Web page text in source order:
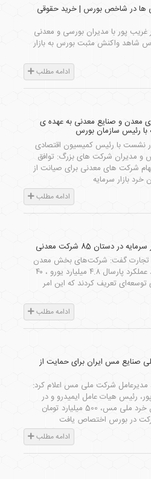
ها در شاخص بورس | خرید حقوقی
پور با مدیران بورسی و معدنی
شاهد واکنش مثبت بورس به بازار
ادامه مطلب
معدن و صنایع معدنی به عهده ی
با رئیس سازمان بورس
نشست با رئیس کمیسیون اقتصادی
مدیران شرکت های بزرگ: توافق
شرکت های معدنی برای صیانت از
خرد بازار سرمایه
ادامه مطلب
تجارت گفت: شرکت‌های بخش معدن
و صنایع معدنی از محل سود عملکرد پارسال ۴.۸ میلیارد یورو ، ۴۰
توسعه‌ای تعریف کردند که این امر
ادامه مطلب
ملی صنایع مس ایران برای حمایت از
شرکت ملی مس اعلام کرد:
رئیس هیات عامل ایمیدرو و در
راستای حمایت از سهامداران خرد ملی مس، 500 میلیارد تومان
در بورس اختصاص یافت
ادامه مطلب